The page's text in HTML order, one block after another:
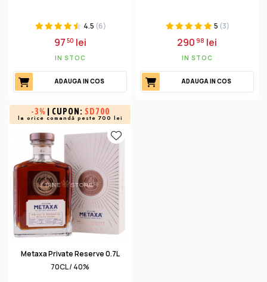
4.5 (6)
9750 lei
IN STOC
ADAUGA IN COS
5 (3)
29098 lei
IN STOC
ADAUGA IN COS
-3% | CUPON: SD700
la orice comandă peste 700 lei
Metaxa Private Reserve 0.7L
70CL / 40%